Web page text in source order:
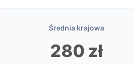
Średnia krajowa
280 zł